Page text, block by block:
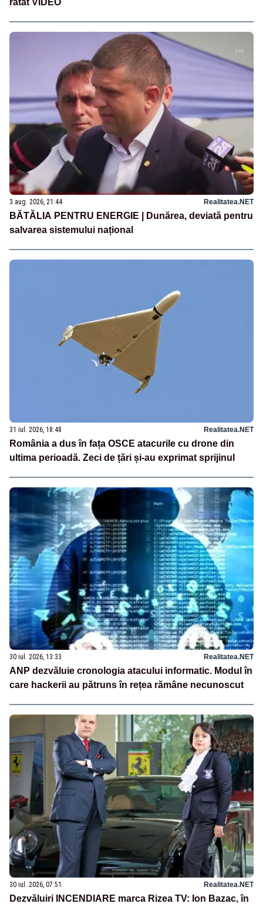
ratat VIDEO
3 aug. 2026, 21:44 Realitatea.NET
BĂTĂLIA PENTRU ENERGIE | Dunărea, deviată pentru
salvarea sistemului național
31 iul. 2026, 18:48 Realitatea.NET
România a dus în fața OSCE atacurile cu drone din
ultima perioadă. Zeci de țări și-au exprimat sprijinul
30 iul. 2026, 13:33 Realitatea.NET
ANP dezvăluie cronologia atacului informatic. Modul în
care hackerii au pătruns în rețea rămâne necunoscut
30 iul. 2026, 07:51 Realitatea.NET
Dezvăluiri INCENDIARE marca Rizea TV: Ion Bazac, în